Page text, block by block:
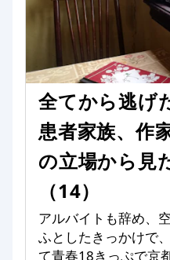
全てから逃げ
患者家族、作
の立場から見
（14）
アルバイトも辞め、
ふとしたきっかけで
て青春18きっぷで京